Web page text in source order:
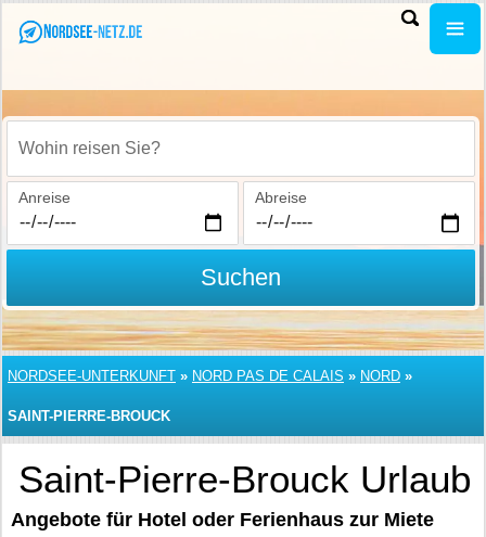
Wohin reisen Sie?
Anreise Abreise
Suchen
NORDSEE-UNTERKUNFT » NORD PAS DE CALAIS » NORD »
SAINT-PIERRE-BROUCK
Saint-Pierre-Brouck Urlaub
Angebote für Hotel oder Ferienhaus zur Miete